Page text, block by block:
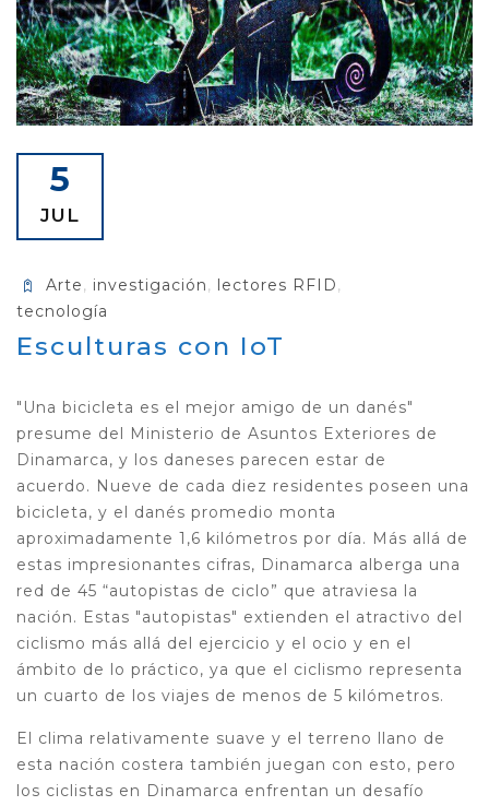
5
JUL
Arte, investigación, lectores RFID,
tecnología
Esculturas con IoT
"Una bicicleta es el mejor amigo de un danés"
presume del Ministerio de Asuntos Exteriores de
Dinamarca, y los daneses parecen estar de
acuerdo. Nueve de cada diez residentes poseen una
bicicleta, y el danés promedio monta
aproximadamente 1,6 kilómetros por día. Más allá de
estas impresionantes cifras, Dinamarca alberga una
red de 45 “autopistas de ciclo” que atraviesa la
nación. Estas "autopistas" extienden el atractivo del
ciclismo más allá del ejercicio y el ocio y en el
ámbito de lo práctico, ya que el ciclismo representa
un cuarto de los viajes de menos de 5 kilómetros.
El clima relativamente suave y el terreno llano de
esta nación costera también juegan con esto, pero
los ciclistas en Dinamarca enfrentan un desafío